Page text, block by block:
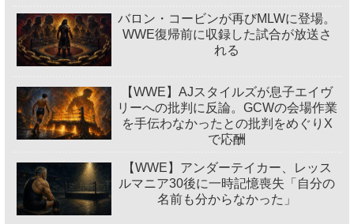
バロン・コービンが再びMLWに登場。
WWE復帰前に収録した試合が放送さ
れる
【WWE】AJスタイルズが息子エイヴ
リーへの批判に反論。GCWの会場作業
を手伝わなかったとの批判をめぐりX
で応酬
【WWE】アンダーテイカー、レッス
ルマニア30後に一時記憶喪失「自分の
名前も分からなかった」